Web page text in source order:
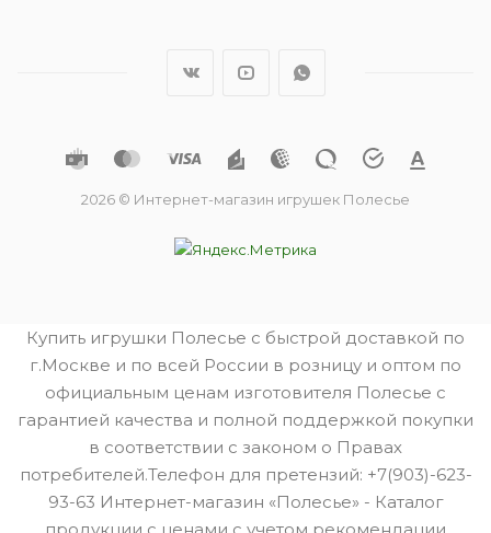
2026 © Интернет-магазин игрушек Полесье
Купить игрушки Полесье с быстрой доставкой по
г.Москве и по всей России в розницу и оптом по
официальным ценам изготовителя Полесье с
гарантией качества и полной поддержкой покупки
в соответствии с законом о Правах
потребителей.Телефон для претензий: +7(903)-623-
93-63 Интернет-магазин «Полесье» - Каталог